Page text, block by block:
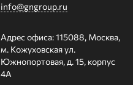
info@gngroup.ru
Адрес офиса: 115088, Москва,
м. Кожуховская ул.
Южнопортовая, д. 15, корпус
4А